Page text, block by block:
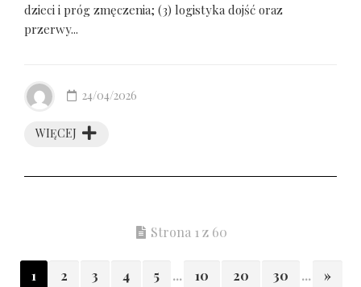
dzieci i próg zmęczenia; (3) logistyka dojść oraz
przerwy...
WIĘCEJ
24/04/2026
Strona 1 z 60
1 2 3 4 5 ... 10 20 30 ... »